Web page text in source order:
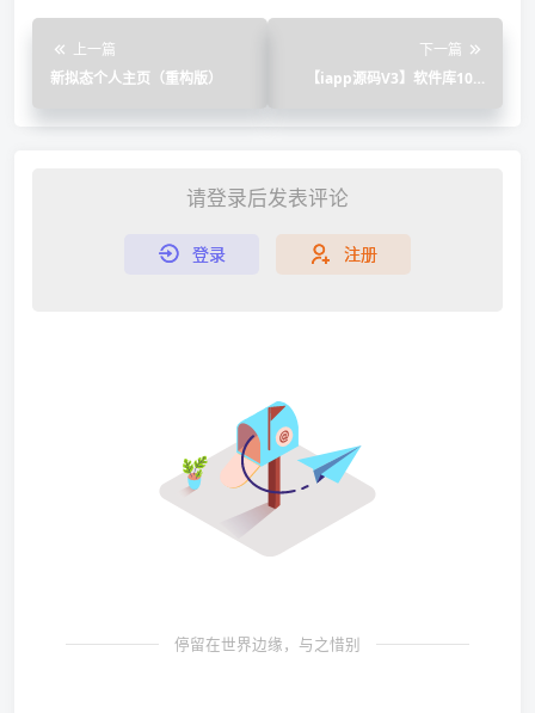
上一篇
新拟态个人主页（重构版）
下一篇
【iapp源码V3】软件库10.0
请登录后发表评论
登录 注册
停留在世界边缘，与之惜别